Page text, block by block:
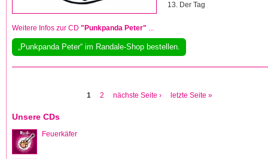
13. Der Tag
Weitere Infos zur CD "Punkpanda Peter" ...
„Punkpanda Peter“ im Randale-Shop bestellen.
1 2 nächste Seite › letzte Seite »
Unsere CDs
Feuerkäfer